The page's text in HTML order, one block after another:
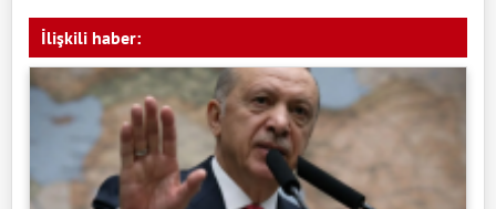
İlişkili haber: